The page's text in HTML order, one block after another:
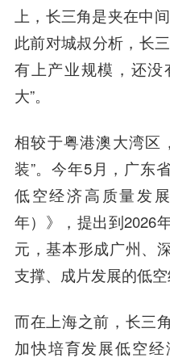
上，长三角是夹在中
此前对城叔分析，长
有上产业规模，还
大”。
相较于粤港澳大湾区
装”。今年5月，广东
低空经济高质量发
年）》，提出到2026
元，基本形成广州、
支撑、成片发展的低空
而在上海之前，长三
加快培育发展低空